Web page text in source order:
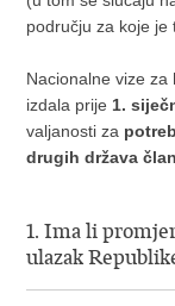
području za koje je
Nacionalne vize za
izdala prije 1.
valjanosti za
drugih država
1. Ima li
ulazak